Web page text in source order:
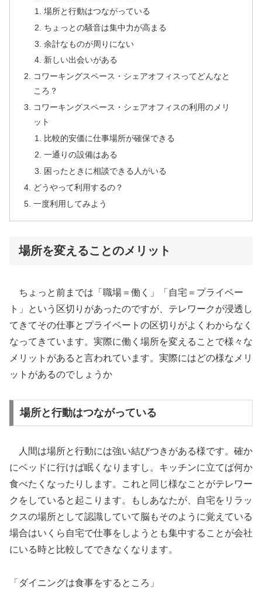
場所と行動はつながっている
ちょっとの騒音は集中力が高まる
余計なものが周りにない
新しい出会いがある
コワーキングスペース・シェアオフィスってどんなと
ころ？
コワーキングスペース・シェアオフィスの利用のメリ
ット
比較的安価に仕事場所が確保できる
一通りの設備はある
困ったときに相談できる人がいる
どうやって利用するの？
一度利用してみよう
場所を変えることのメリット
ちょっと前までは「職場＝働く」「自宅＝プライベー
ト」という区切りがあったのですが、テレワークが浸透し
てきてその仕事とプライベートの区切りがよくわからなく
なってきています。実際に働く場所を変えることで様々な
メリットがあると言われています。実際にはどの様なメリ
ットがあるのでしょうか
場所と行動はつながっている
人間は場所と行動には強い結びつきがある様です。確か
にベッドに行けば眠くなりますし。キッチンに立てば何か
食べたくなったりします。これと同じ様なことがテレワー
クをしていると起こります。もしあなたが、自宅をリラッ
クスの場所として認識していて脳もそのように覚えている
場合はいくら自宅で仕事をしようとも集中することが会社
にいる時と比較してできなくなります。
「ダイニングは食事をするところ」